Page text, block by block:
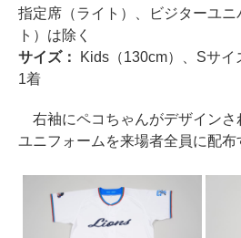
指定席（ライト）、ビジターユニ
ト）は除く
サイズ：
Kids（130cm）、Sサ
1着
右袖にペコちゃんがデザインさ
ユニフォームを来場者全員に配布